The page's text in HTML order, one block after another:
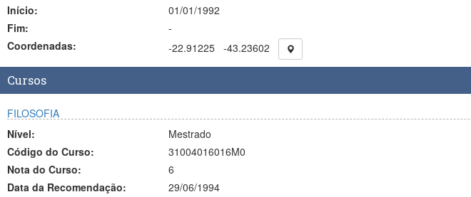
Início:
01/01/1992
Fim:
-
Coordenadas:
-22.91225 -43.23602
Cursos
FILOSOFIA
Nível:
Mestrado
Código do Curso:
31004016016M0
Nota do Curso:
6
Data da Recomendação:
29/06/1994